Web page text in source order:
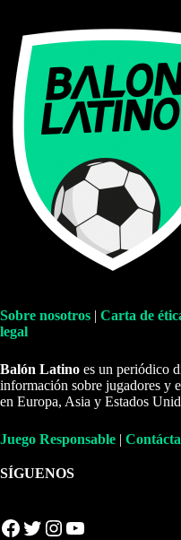
Sobre nosotros | Carta de
legal
Balón Latino es un periódico
información sobre jugadores y
en Europa, Asia y Estados
Juego Responsable |
SÍGUENOS
Facebook Twitter Instagram YouTube